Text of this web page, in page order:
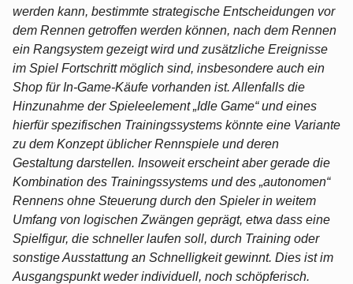
werden kann, bestimmte strategische Entscheidungen vor
dem Rennen getroffen werden können, nach dem Rennen
ein Rangsystem gezeigt wird und zusätzliche Ereignisse
im Spiel Fortschritt möglich sind, insbesondere auch ein
Shop für In-Game-Käufe vorhanden ist. Allenfalls die
Hinzunahme der Spieleelement „Idle Game“ und eines
hierfür spezifischen Trainingssystems könnte eine Variante
zu dem Konzept üblicher Rennspiele und deren
Gestaltung darstellen. Insoweit erscheint aber gerade die
Kombination des Trainingssystems und des „autonomen“
Rennens ohne Steuerung durch den Spieler in weitem
Umfang von logischen Zwängen geprägt, etwa dass eine
Spielfigur, die schneller laufen soll, durch Training oder
sonstige Ausstattung an Schnelligkeit gewinnt. Dies ist im
Ausgangspunkt weder individuell, noch schöpferisch.